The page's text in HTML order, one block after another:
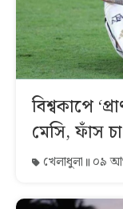
বিশ্বকাপে
মেসি, ফাঁস
খেলাধুলা ০৯